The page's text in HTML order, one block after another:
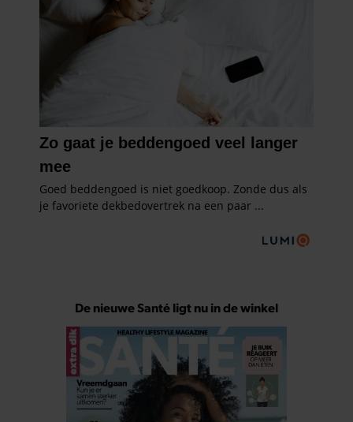
De nieuwe Santé ligt nu in de winkel